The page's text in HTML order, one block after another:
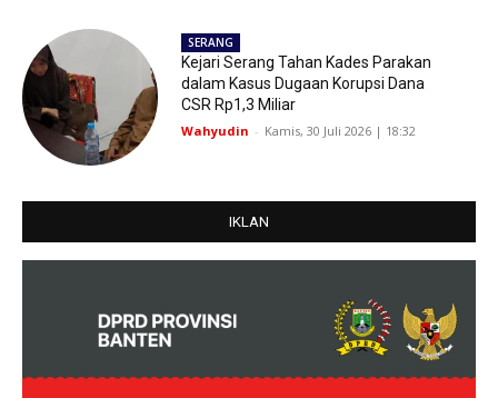
SERANG
Kejari Serang Tahan Kades Parakan
dalam Kasus Dugaan Korupsi Dana
CSR Rp1,3 Miliar
Wahyudin - Kamis, 30 Juli 2026 | 18:32
IKLAN